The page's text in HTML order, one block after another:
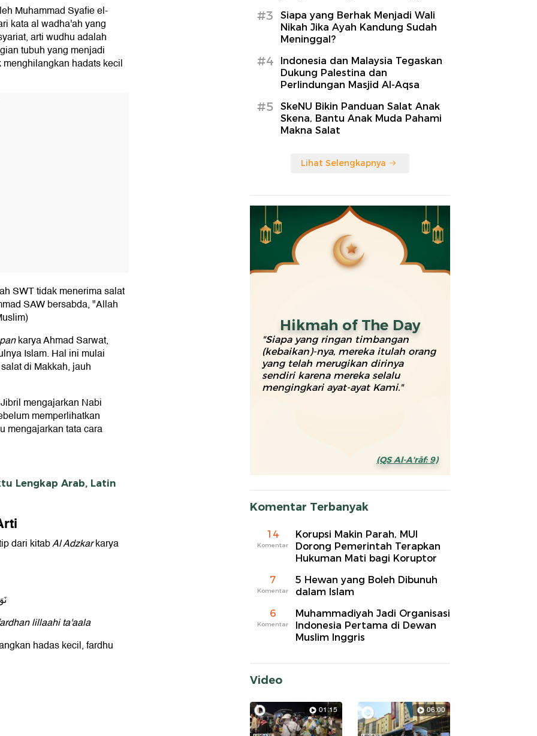
Muhammad Syafie el-
kata al wadha'ah yang
arti wudhu adalah
tubuh yang menjadi
hadats kecil
SWT tidak menerima salat
SAW bersabda, "Allah
karya Ahmad Sarwat,
Islam. Hal ini mulai
di Makkah, jauh
mengajarkan Nabi
memperlihatkan
mengajarkan tata cara
Lengkap Arab, Latin
dari kitabAl Adzkarkarya
lillaahi ta'aala
hadas kecil, fardhu
#3
Siapa yang Berhak Menjadi Wali
Nikah Jika Ayah Kandung Sudah
Meninggal?
#4
Indonesia dan Malaysia Tegaskan
Dukung Palestina dan
Perlindungan Masjid Al-Aqsa
#5
SkeNU Bikin Panduan Salat Anak
Skena, Bantu Anak Muda Pahami
Makna Salat
Lihat Selengkapnya
Hikmah of The Day
"Siapa yang ringan timbangan
(kebaikan)-nya, mereka itulah orang
yang telah merugikan dirinya
sendiri karena mereka selalu
mengingkari ayat-ayat Kami."
(QS Al-A'rāf: 9)
Komentar Terbanyak
14
Komentar
Korupsi Makin Parah, MUI
Dorong Pemerintah Terapkan
Hukuman Mati bagi Koruptor
7
Komentar
5 Hewan yang Boleh Dibunuh
dalam Islam
6
Komentar
Muhammadiyah Jadi Organisasi
Indonesia Pertama di Dewan
Muslim Inggris
Video
01:15 06:00